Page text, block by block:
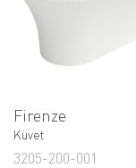
Firenze
Küvet
3205-200-001